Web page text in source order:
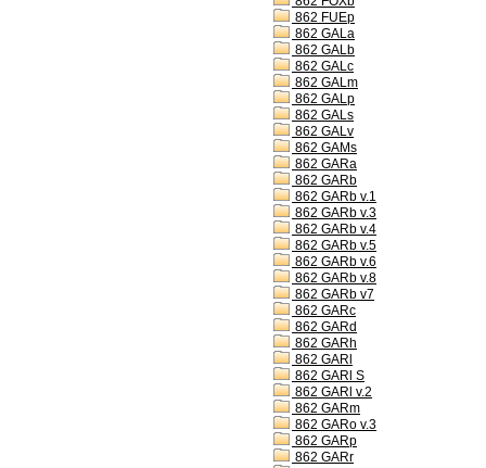
862 FUEp
862 GALa
862 GALb
862 GALc
862 GALm
862 GALp
862 GALs
862 GALv
862 GAMs
862 GARa
862 GARb
862 GARb v.1
862 GARb v.3
862 GARb v.4
862 GARb v.5
862 GARb v.6
862 GARb v.8
862 GARb v7
862 GARc
862 GARd
862 GARh
862 GARl
862 GARl S
862 GARl v.2
862 GARm
862 GARo v.3
862 GARp
862 GARr